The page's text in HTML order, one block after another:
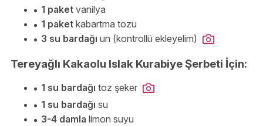
1 paket vanilya
1 paket kabartma tozu
3 su bardağı un (kontrollü ekleyelim)
Tereyağlı Kakaolu Islak Kurabiye Şerbeti İçin:
1 su bardağı toz şeker
1 su bardağı su
3-4 damla limon suyu